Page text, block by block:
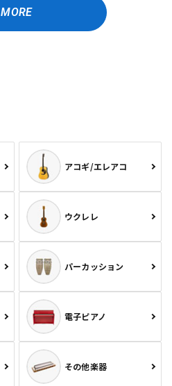
MORE
アコギ/エレアコ
ウクレレ
パーカッション
電子ピアノ
その他楽器